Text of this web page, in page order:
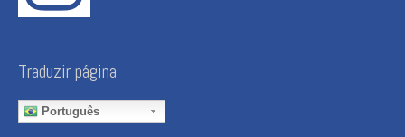
Traduzir página
Português